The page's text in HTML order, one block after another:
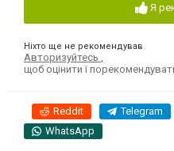
Я
Ніхто ще не рекомендував
Авторизуйтесь ,
щоб оцінити і
Reddit Telegram
WhatsApp